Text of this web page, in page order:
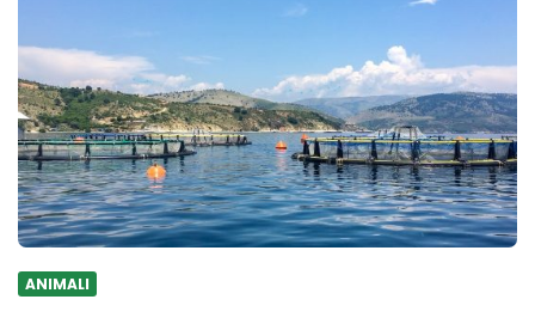
ANIMALI